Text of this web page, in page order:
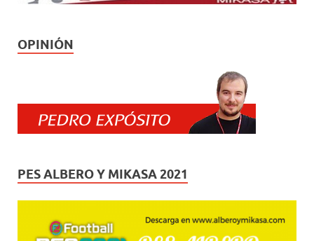
OPINIÓN
PES ALBERO Y MIKASA 2021